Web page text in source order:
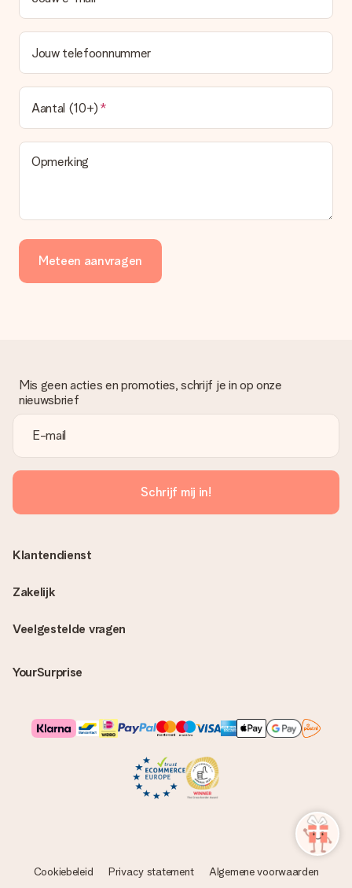
Cadeau ontvangen
Wat als het cadeau toch niet helemaal naar mijn zin is?
We vinden het erg vervelend als je cadeau niet naar wens is
geleverd. Je kunt hiervoor contact opnemen met onze
klantenservice, zij helpen je graag bij het vinden van een
passende oplossing.
Wordt de factuur met de bestelling meegestuurd?
Er wordt geen factuur meegestuurd bij je bestelling. Je
het echt een verrassing!
Jouw telefoonnummer
Aantal (10+)
Opmerking
Meteen aanvragen
Mis geen acties en promoties, schrijf je in op onze
nieuwsbrief
Schrijf mij in!
Veelgestelde vragen
YourSurprise
Klantendienst
Zakelijk
Cookiebeleid Privacy statement
Algemene voorwaarden